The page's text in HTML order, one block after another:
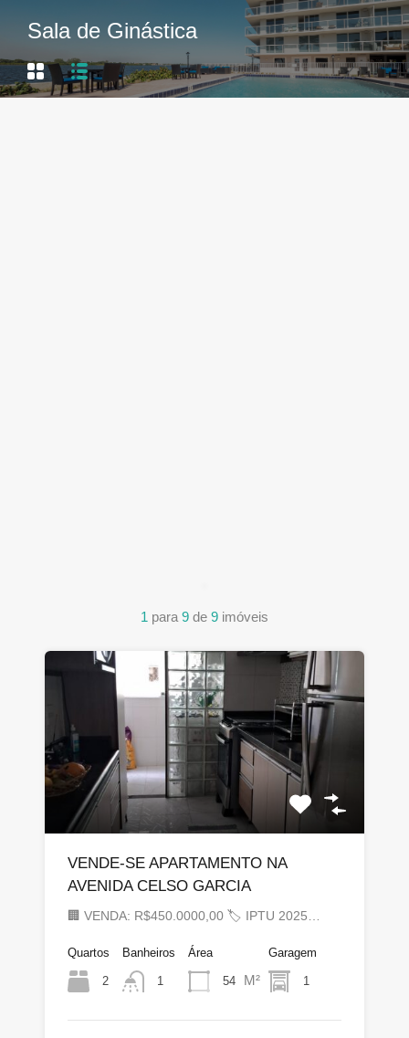
Sala de Ginástica
1 para 9 de 9 imóveis
VENDE-SE APARTAMENTO NA
AVENIDA CELSO GARCIA
🏢 VENDA: R$450.0000,00 🏷 IPTU 2025…
Quartos
2
Banheiros
1
Área
54 M²
Garagem
1